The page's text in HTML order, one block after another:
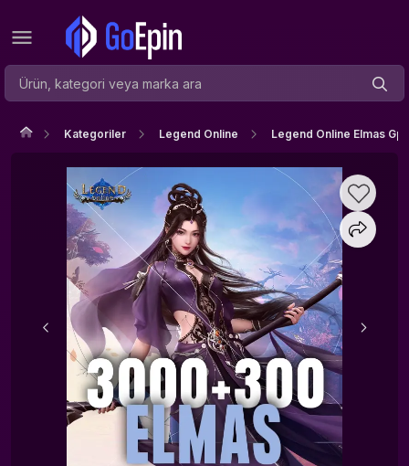
Kategoriler Legend Online Legend Online Elmas